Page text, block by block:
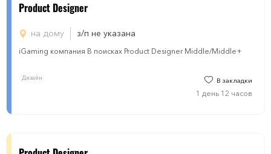
Product Designer
на дому з/п не указана
iGaming компания В поисках Product Designer Middle/Middle+
Дизайн В закладки
1 день 12 часов